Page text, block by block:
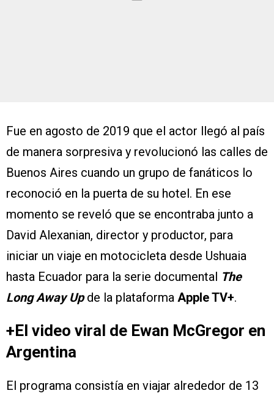
Fue en agosto de 2019 que el actor llegó al país
de manera sorpresiva y revolucionó las calles de
Buenos Aires cuando un grupo de fanáticos lo
reconoció en la puerta de su hotel. En ese
momento se reveló que se encontraba junto a
David Alexanian, director y productor, para
iniciar un viaje en motocicleta desde Ushuaia
hasta Ecuador para la serie documental The
Long Away Upde la plataforma Apple TV+.
+El video viral de Ewan McGregor en
Argentina
El programa consistía en viajar alrededor de 13